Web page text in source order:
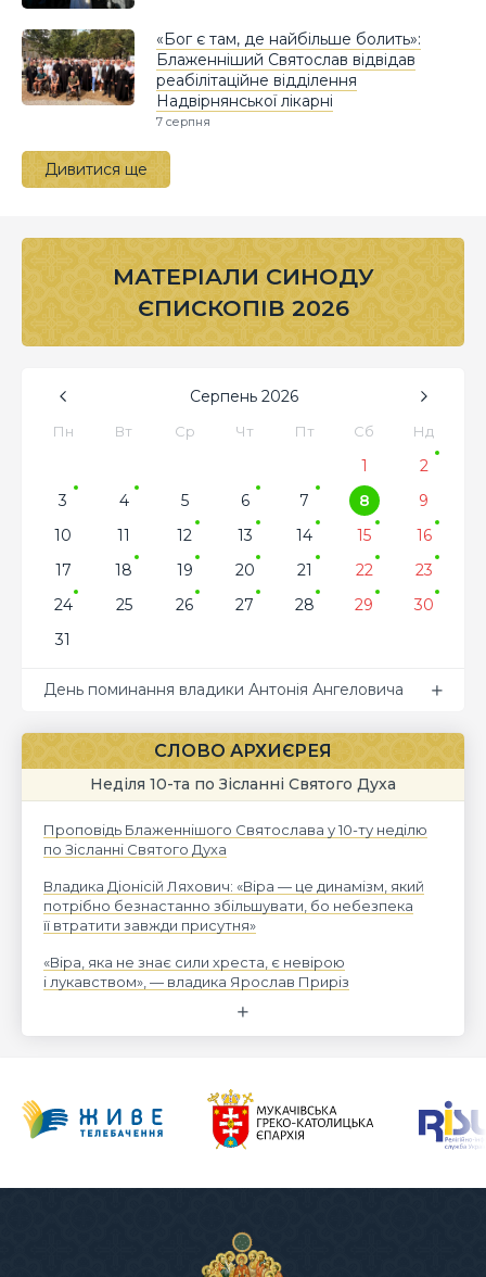
«Бог є там, де найбільше болить»:
Блаженніший Святослав відвідав
реабілітаційне відділення
Надвірнянської лікарні
7 серпня
Дивитися ще
МАТЕРІАЛИ СИНОДУ
ЄПИСКОПІВ 2026
Серпень 2026
Пн Вт Ср Чт Пт Сб Нд
1
2
3
4 5 6 7 8
9
10
11 12 13 14 15
16
17
18 19 20 21 22
23
24
25 26 27 28 29
30
31
День поминання владики Антонія Ангеловича
СЛОВО АРХИЄРЕЯ
Неділя 10-та по Зісланні Святого Духа
Проповідь Блаженнішого Святослава у 10-ту неділю
по Зісланні Святого Духа
Владика Діонісій Ляхович: «Віра — це динамізм, який
потрібно безнастанно збільшувати, бо небезпека
її втратити завжди присутня»
«Віра, яка не знає сили хреста, є невірою
і лукавством», — владика Ярослав Приріз